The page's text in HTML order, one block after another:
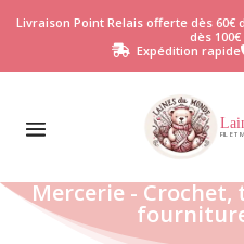
Livraison Point Relais offerte dès
dès
 Expédition rapide
FIL ET
Mercerie -